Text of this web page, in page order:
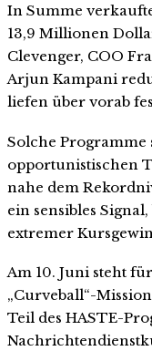
In Summe
13,9 Millionen
Clevenger, COO
Arjun Kampani
liefen über vorab
Solche
opportunistischen
nahe dem
ein sensibles
extremer
Am 10. Juni steht
„Curveball“-
Teil des HASTE-